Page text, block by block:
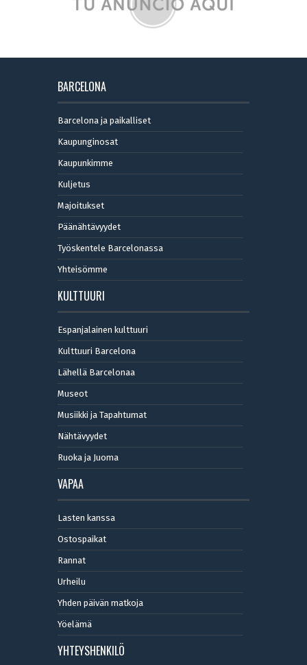
BARCELONA
Barcelona ja paikalliset
Kaupunginosat
Kaupunkimme
Kuljetus
Majoitukset
Päänähtävyydet
Työskentele Barcelonassa
Yhteisömme
KULTTUURI
Espanjalainen kulttuuri
Kulttuuri Barcelona
Lähellä Barcelonaa
Museot
Musiikki ja Tapahtumat
Nähtävyydet
Ruoka ja Juoma
VAPAA
Lasten kanssa
Ostospaikat
Rannat
Urheilu
Yhden päivän matkoja
Yöelämä
YHTEYSHENKILÖ